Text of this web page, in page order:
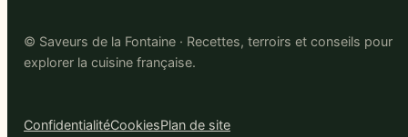
© Saveurs de la Fontaine · Recettes, terroirs et conseils pour
explorer la cuisine française.
ConfidentialitéCookiesPlan de site